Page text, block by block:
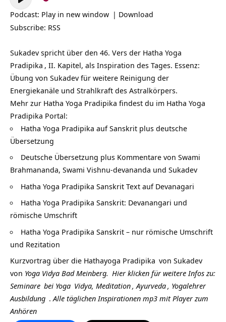
Player
Podcast: Play in new window | Download
Subscribe: RSS
Sukadev spricht über den 46. Vers der Hatha Yoga
Pradipika , II. Kapitel, als Inspiration des Tages. Essenz:
Übung von Sukadev für weitere Reinigung der
Energiekanäle und Strahlkraft des Astralkörpers.
Mehr zur Hatha Yoga Pradipika findest du im Hatha Yoga
Pradipika Portal:
Hatha Yoga Pradipika auf Sanskrit plus deutsche
Übersetzung
Deutsche Übersetzung plus Kommentare von Swami
Brahmananda, Swami Vishnu-devananda und Sukadev
Hatha Yoga Pradipika Sanskrit Text auf Devanagari
Hatha Yoga Pradipika Sanskrit: Devanangari und
römische Umschrift
Hatha Yoga Pradipika Sanskrit – nur römische Umschrift
und Rezitation
Kurzvortrag über die Hathayoga Pradipika von Sukadev
von Yoga Vidya Bad Meinberg. Hier klicken für weitere Infos zu:
Seminare bei Yoga Vidya, Meditation,Ayurveda, Yogalehrer
Ausbildung .Alle täglichen Inspirationen mp3 mit Player zum
Anhören